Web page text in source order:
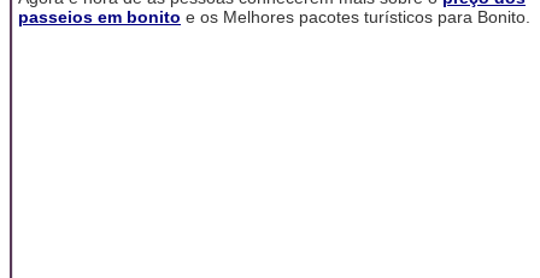
passeios em bonito e os Melhores pacotes turísticos para Bonito.